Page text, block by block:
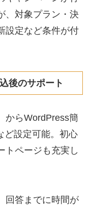
、対象プラン・決
設定など条件が付
後のサポート
からWordPress簡
ど設定可能。初心
トページも充実し
回答までに時間が